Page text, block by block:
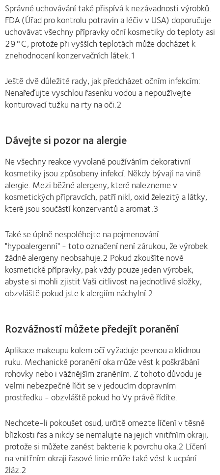
Správné uchovávání také přispívá k nezávadnosti výrobků.
FDA (Úřad pro kontrolu potravin a léčiv v USA) doporučuje
uchovávat všechny přípravky oční kosmetiky do teploty asi
29°C, protože při vyšších teplotách může docházet k
znehodnocení konzervačních látek.1
Ještě dvě důležité rady, jak předcházet očním infekcím:
Nenařeďujte vyschlou řasenku vodou a nepoužívejte
konturovací tužku na rty na oči.2
Dávejte si pozor na alergie
Ne všechny reakce vyvolané používáním dekorativní
kosmetiky jsou způsobeny infekcí. Někdy bývají na vině
alergie. Mezi běžné alergeny, které nalezneme v
kosmetických přípravcích, patří nikl, oxid železitý a látky,
které jsou součástí konzervantů a aromat.3
Také se úplně nespoléhejte na pojmenování
"hypoalergenní" - toto označení není zárukou, že výrobek
žádné alergeny neobsahuje.2 Pokud zkoušíte nové
kosmetické přípravky, pak vždy pouze jeden výrobek,
abyste si mohli zjistit Vaši citlivost na jednotlivé složky,
obzvláště pokud jste k alergiím náchylní.2
Rozvážností můžete předejít poranění
Aplikace makeupu kolem očí vyžaduje pevnou a klidnou
ruku. Mechanické poranění oka může vést k poškrábání
rohovky nebo i vážnějším zraněním. Z tohoto důvodu je
velmi nebezpečné líčit se v jedoucím dopravním
prostředku - obzvláště pokud ho Vy právě řídíte.
Nechcete-li pokoušet osud, určitě omezte líčení v těsné
blízkosti řas a nikdy se nemalujte na jejich vnitřním okraji,
protože si můžete zanést bakterie k povrchu oka.2 Líčení
na vnitřním okraji řasové linie může také vést k ucpání
žláz.2